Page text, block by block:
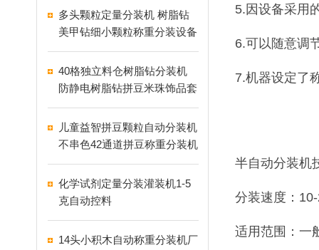
多头颗粒定量分装机 树脂钻
美甲钻细小颗粒称重分装设备
支持24-60头定制
40格独立料仓树脂钻分装机
防静电树脂钻拼豆米珠饰品套
盒分装设备
儿童益智拼豆颗粒自动分装机
不串色42通道拼豆称重分装机
化学试剂定量分装灌装机1-5
克自动控料
14头小积木自动称重分装机厂
5.因设备采用
6.可以随意调
7.机器设定了
半自动分装机
分装速度：
适用范围：一